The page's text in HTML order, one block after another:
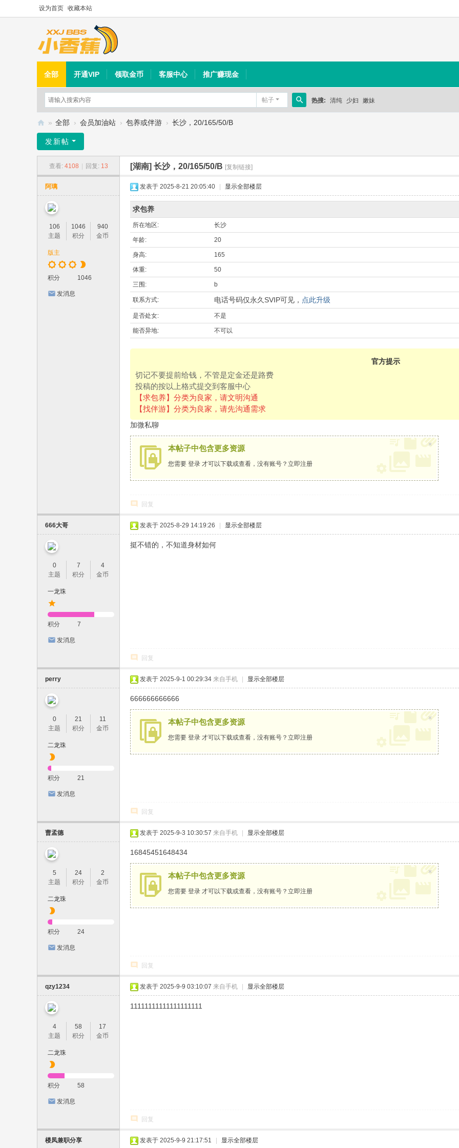
设为首页 收藏本站
全部 开通VIP 领取金币 客服中心 推广赚现金
帖子
搜
热搜: 清纯 少妇 嫩妹
香
区
» 全部 › 会员加油站 › 包养或伴游 › 长沙，20/165/50/B
发新帖
查看: 4108 回复: 13 [湖南] 长沙，20/165/50/B [复制链接]
阿璃
106
主题
1046
积分
940
金币
版主
积分 1046
发消息
发表于 2025-8-21 20:05:40 显示全部楼层
求包养
所在地区: 长沙
年龄: 20
身高: 165
体重: 50
三围: b
联系方式: 电话号码仅永久SVIP可见， 点此升级
是否处女: 不是
能否异地: 不可以
官方提示
切记不要提前给钱，不管是定金还是路费
投稿的按以上格式提交到客服中心
【求包养】分类为良家，请文明沟通
【找伴游】分类为良家，请先沟通需求
加微私聊
本帖子中包含更多资源
您需要 登录 才可以下载或查看，没有账号？ 立即注册
×
回复
666大哥
0
主题
7
积分
4
金币
一龙珠
积分 7
发消息
发表于 2025-8-29 14:19:26 显示全部楼层
挺不错的，不知道身材如何
回复
perry
0
主题
21
积分
11
金币
二龙珠
积分 21
发消息
发表于 2025-9-1 00:29:34 来自手机 显示全部楼层
666666666666
本帖子中包含更多资源
您需要 登录 才可以下载或查看，没有账号？ 立即注册
×
回复
曹孟德
5
主题
24
积分
2
金币
二龙珠
积分 24
发消息
发表于 2025-9-3 10:30:57 来自手机 显示全部楼层
16845451648434
本帖子中包含更多资源
您需要 登录 才可以下载或查看，没有账号？ 立即注册
×
回复
qzy1234
4
主题
58
积分
17
金币
二龙珠
积分 58
发消息
发表于 2025-9-9 03:10:07 来自手机 显示全部楼层
11111111111111111111
回复
楼凤兼职分享 发表于 2025-9-9 21:17:51 显示全部楼层